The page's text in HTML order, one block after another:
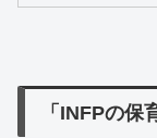
「INFPの保